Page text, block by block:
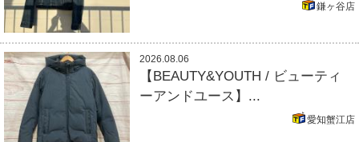
鎌ヶ谷店
2026.08.06
【BEAUTY&YOUTH / ビューティ
ーアンドユース】...
愛知蟹江店